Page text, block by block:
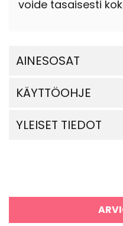
voide tasaisesti
AINESOSAT
KÄYTTÖOHJE
YLEISET TIEDOT